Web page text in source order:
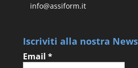
info@assiform.it
Iscriviti alla nostra
Email *